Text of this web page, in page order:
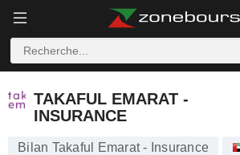
TAKAFUL EMARAT -
INSURANCE
Bilan Takaful Emarat - Insurance